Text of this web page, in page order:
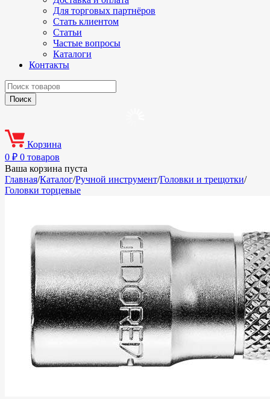
Для торговых партнёров
Стать клиентом
Статьи
Частые вопросы
Каталоги
Контакты
Корзина
0 ₽ 0 товаров
Ваша корзина пуста
Главная/Каталог/Ручной инструмент/Головки и трещотки/
Головки торцевые